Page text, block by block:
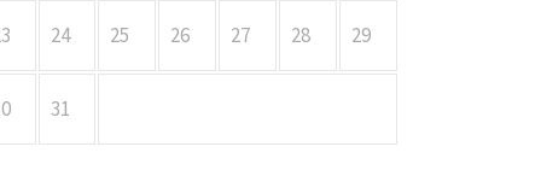
24 25 26 27 28 29
31